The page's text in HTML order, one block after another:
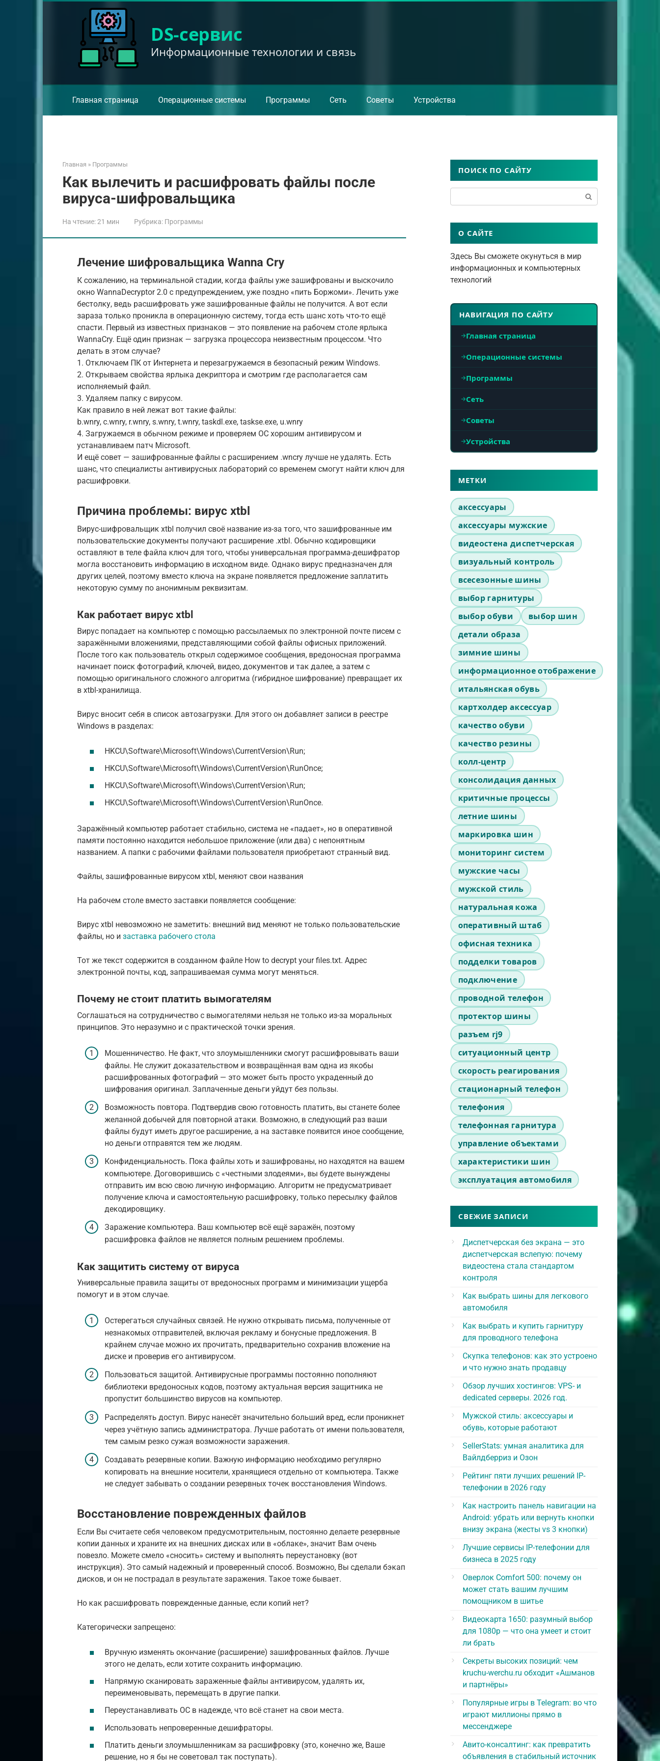
DS-сервис
Информационные технологии и связь
Главная страница Операционные системы Программы Сеть Советы Устройства
Главная » Программы
Как вылечить и расшифровать файлы после
вируса-шифровальщика
На чтение:21 мин Рубрика: Программы
Лечение шифровальщика Wanna Cry
К сожалению, на терминальной стадии, когда файлы уже зашифрованы и выскочило
окно WannaDecryptor 2.0 с предупреждением, уже поздно «пить Боржоми». Лечить уже
бестолку, ведь расшифровать уже зашифрованные файлы не получится. А вот если
зараза только проникла в операционную систему, тогда есть шанс хоть что-то ещё
спасти. Первый из известных признаков — это появление на рабочем столе ярлыка
WannaCry. Ещё один признак — загрузка процессора неизвестным процессом. Что
делать в этом случае?
1. Отключаем ПК от Интернета и перезагружаемся в безопасный режим Windows.
2. Открываем свойства ярлыка декриптора и смотрим где располагается сам
исполняемый файл.
3. Удаляем папку с вирусом.
Как правило в ней лежат вот такие файлы:
b.wnry, c.wnry, r.wnry, s.wnry, t.wnry, taskdl.exe, taskse.exe, u.wnry
4. Загружаемся в обычном режиме и проверяем ОС хорошим антивирусом и
устанавливаем патч Microsoft.
И ещё совет — зашифрованные файлы с расширением .wncry лучше не удалять. Есть
шанс, что специалисты антивирусных лабораторий со временем смогут найти ключ для
расшифровки.
Причина проблемы: вирус xtbl
Вирус-шифровальщик xtbl получил своё название из-за того, что зашифрованные им
пользовательские документы получают расширение .xtbl. Обычно кодировщики
оставляют в теле файла ключ для того, чтобы универсальная программа-дешифратор
могла восстановить информацию в исходном виде. Однако вирус предназначен для
других целей, поэтому вместо ключа на экране появляется предложение заплатить
некоторую сумму по анонимным реквизитам.
Как работает вирус xtbl
Вирус попадает на компьютер с помощью рассылаемых по электронной почте писем с
заражёнными вложениями, представляющими собой файлы офисных приложений.
После того как пользователь открыл содержимое сообщения, вредоносная программа
начинает поиск фотографий, ключей, видео, документов и так далее, а затем с
помощью оригинального сложного алгоритма (гибридное шифрование) превращает их
в xtbl-хранилища.
Вирус вносит себя в список автозагрузки. Для этого он добавляет записи в реестре
Windows в разделах:
HKCU\Software\Microsoft\Windows\CurrentVersion\Run;
HKCU\Software\Microsoft\Windows\CurrentVersion\RunOnce;
HKCU\Software\Microsoft\Windows\CurrentVersion\Run;
HKCU\Software\Microsoft\Windows\CurrentVersion\RunOnce.
Заражённый компьютер работает стабильно, система не «падает», но в оперативной
памяти постоянно находится небольшое приложение (или два) с непонятным
названием. А папки с рабочими файлами пользователя приобретают странный вид.
Файлы, зашифрованные вирусом xtbl, меняют свои названия
На рабочем столе вместо заставки появляется сообщение:
Вирус xtbl невозможно не заметить: внешний вид меняют не только пользовательские
файлы, но и заставка рабочего стола
Тот же текст содержится в созданном файле How to decrypt your files.txt. Адрес
электронной почты, код, запрашиваемая сумма могут меняться.
Почему не стоит платить вымогателям
Соглашаться на сотрудничество с вымогателями нельзя не только из-за моральных
принципов. Это неразумно и с практической точки зрения.
Мошенничество. Не факт, что злоумышленники смогут расшифровывать ваши
файлы. Не служит доказательством и возвращённая вам одна из якобы
расшифрованных фотографий — это может быть просто украденный до
шифрования оригинал. Заплаченные деньги уйдут без пользы.
Возможность повтора. Подтвердив свою готовность платить, вы станете более
желанной добычей для повторной атаки. Возможно, в следующий раз ваши
файлы будут иметь другое расширение, а на заставке появится иное сообщение,
но деньги отправятся тем же людям.
Конфиденциальность. Пока файлы хоть и зашифрованы, но находятся на вашем
компьютере. Договорившись с «честными злодеями», вы будете вынуждены
отправить им всю свою личную информацию. Алгоритм не предусматривает
получение ключа и самостоятельную расшифровку, только пересылку файлов
декодировщику.
Заражение компьютера. Ваш компьютер всё ещё заражён, поэтому
расшифровка файлов не является полным решением проблемы.
Как защитить систему от вируса
Универсальные правила защиты от вредоносных программ и минимизации ущерба
помогут и в этом случае.
Остерегаться случайных связей. Не нужно открывать письма, полученные от
незнакомых отправителей, включая рекламу и бонусные предложения. В
крайнем случае можно их прочитать, предварительно сохранив вложение на
диске и проверив его антивирусом.
Пользоваться защитой. Антивирусные программы постоянно пополняют
библиотеки вредоносных кодов, поэтому актуальная версия защитника не
пропустит большинство вирусов на компьютер.
Распределять доступ. Вирус нанесёт значительно больший вред, если проникнет
через учётную запись администратора. Лучше работать от имени пользователя,
тем самым резко сужая возможности заражения.
Создавать резервные копии. Важную информацию необходимо регулярно
копировать на внешние носители, хранящиеся отдельно от компьютера. Также
не следует забывать о создании резервных точек восстановления Windows.
Восстановление поврежденных файлов
Если Вы считаете себя человеком предусмотрительным, постоянно делаете резервные
копии данных и храните их на внешних дисках или в «облаке», значит Вам очень
повезло. Можете смело «сносить» систему и выполнять переустановку (вот
инструкция). Это самый надежный и проверенный способ. Возможно, Вы сделали бэкап
дисков, и он не пострадал в результате заражения. Такое тоже бывает.
Но как расшифровать поврежденные данные, если копий нет?
Категорически запрещено:
Вручную изменять окончание (расширение) зашифрованных файлов. Лучше
этого не делать, если хотите сохранить информацию.
Напрямую сканировать зараженные файлы антивирусом, удалять их,
переименовывать, перемещать в другие папки.
Переустанавливать ОС в надежде, что всё станет на свои места.
Использовать непроверенные дешифраторы.
Платить деньги злоумышленникам за расшифровку (это, конечно же, Ваше
решение, но я бы не советовал так поступать).
ПОИСК ПО САЙТУ
О САЙТЕ
Здесь Вы сможете окунуться в мир
информационных и компьютерных
технологий
НАВИГАЦИЯ ПО САЙТУ
Главная страница
Операционные системы
Программы
Сеть
Советы
Устройства
МЕТКИ
аксессуары
аксессуары мужские
видеостена диспетчерская
визуальный контроль
всесезонные шины
выбор гарнитуры
выбор обуви
выбор шин
детали образа
зимние шины
информационное отображение
итальянская обувь
картхолдер аксессуар
качество обуви
качество резины
колл-центр
консолидация данных
критичные процессы
летние шины
маркировка шин
мониторинг систем
мужские часы
мужской стиль
натуральная кожа
оперативный штаб
офисная техника
подделки товаров
подключение
проводной телефон
протектор шины
разъем rj9
ситуационный центр
скорость реагирования
стационарный телефон
телефония
телефонная гарнитура
управление объектами
характеристики шин
эксплуатация автомобиля
СВЕЖИЕ ЗАПИСИ
Диспетчерская без экрана — это
диспетчерская вслепую: почему
видеостена стала стандартом
контроля
Как выбрать шины для легкового
автомобиля
Как выбрать и купить гарнитуру
для проводного телефона
Скупка телефонов: как это устроено
и что нужно знать продавцу
Обзор лучших хостингов: VPS- и
dedicated серверы. 2026 год.
Мужской стиль: аксессуары и
обувь, которые работают
SellerStats: умная аналитика для
Вайлдберриз и Озон
Рейтинг пяти лучших решений IP-
телефонии в 2026 году
Как настроить панель навигации на
Android: убрать или вернуть кнопки
внизу экрана (жесты vs 3 кнопки)
Лучшие сервисы IP-телефонии для
бизнеса в 2025 году
Оверлок Comfort 500: почему он
может стать вашим лучшим
помощником в шитье
Видеокарта 1650: разумный выбор
для 1080p — что она умеет и стоит
ли брать
Секреты высоких позиций: чем
kruchu-werchu.ru обходит «Ашманов
и партнёры»
Популярные игры в Telegram: во что
играют миллионы прямо в
мессенджере
Авито-консалтинг: как превратить
объявления в стабильный источник